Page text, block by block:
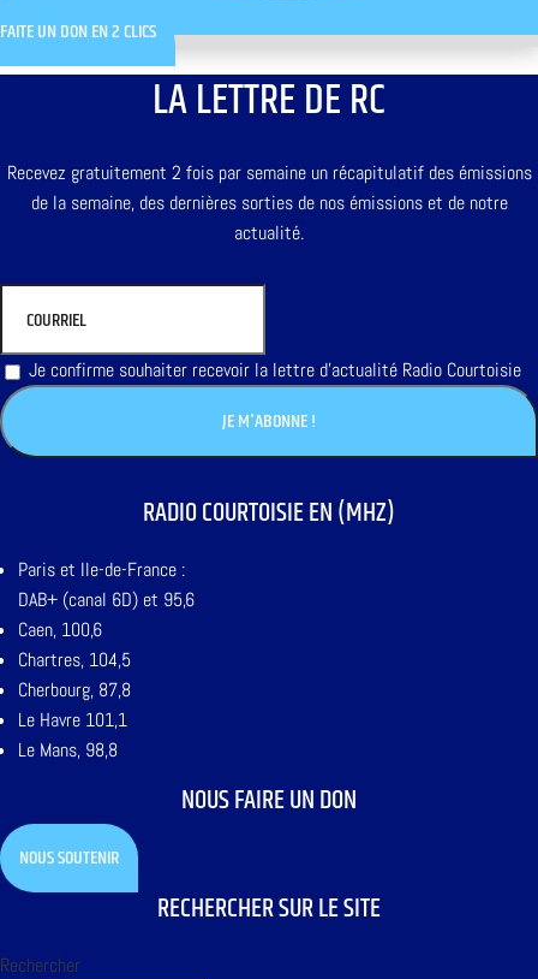
FAITE UN DON EN 2 CLICS
LA LETTRE DE RC
Recevez gratuitement 2 fois par semaine un récapitulatif des émissions
de la semaine, des dernières sorties de nos émissions et de notre
actualité.
Je confirme souhaiter recevoir la lettre d'actualité Radio Courtoisie
RADIO COURTOISIE EN (MHZ)
Paris et Ile-de-France :
DAB+ (canal 6D) et 95,6
Caen, 100,6
Chartres, 104,5
Cherbourg, 87,8
Le Havre 101,1
Le Mans, 98,8
NOUS FAIRE UN DON
NOUS SOUTENIR
RECHERCHER SUR LE SITE
Rechercher